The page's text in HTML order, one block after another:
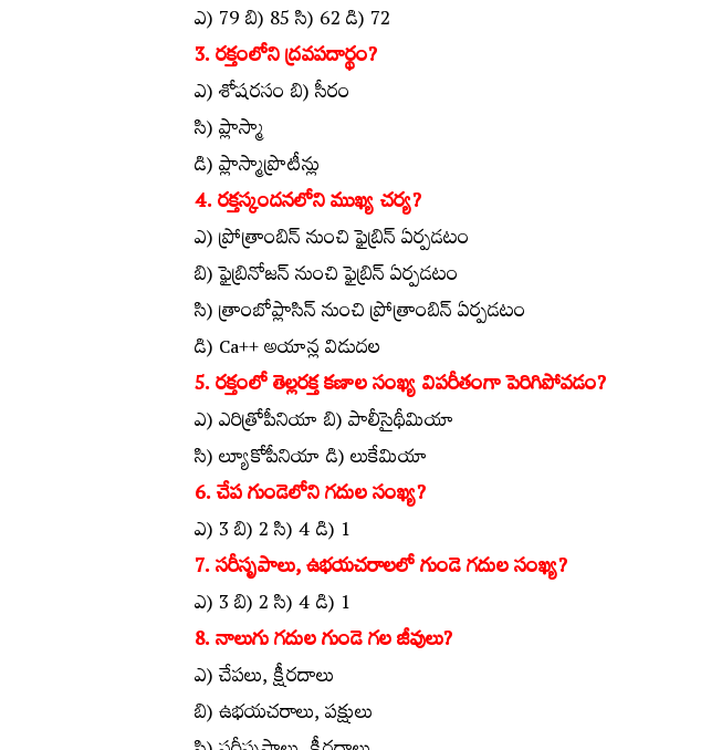
ఎ) 79 బి) 85 సి) 62 డి) 72
3. రక్తంలోని ద్రవపదార్థం?
ఎ) శోషరసం బి) సీరం
సి) ప్లాస్మా
డి) ప్లాస్మాప్రొటీన్లు
4. రక్తస్కందనలోని ముఖ్య చర్య?
ఎ) ప్రోత్రాంబిన్‌ నుంచి ఫైబ్రిన్‌ ఏర్పడటం
బి) ఫైబ్రినోజన్‌ నుంచి ఫైబ్రిన్‌ ఏర్పడటం
సి) త్రాంబోప్లాసిన్‌ నుంచి ప్రోత్రాంబిన్‌ ఏర్పడటం
డి) Ca++ అయాన్ల విడుదల
5. రక్తంలో తెల్లరక్త కణాల సంఖ్య విపరీతంగాపెరిగిపోవడం?
ఎ) ఎరిత్రోపీనియా బి) పాలీసైథీమియా
సి) ల్యూకోపీనియా డి) లుకేమియా
6. చేప గుండెలోని గదుల సంఖ్య?
ఎ) 3 బి) 2 సి) 4 డి) 1
7. సరీసృపాలు, ఉభయచరాలలో గుండె గదుల సంఖ్య?
ఎ) 3 బి) 2 సి) 4 డి) 1
8. నాలుగు గదుల గుండె గల జీవులు?
ఎ) చేపలు, క్షీరదాలు
బి) ఉభయచరాలు, పక్షులు